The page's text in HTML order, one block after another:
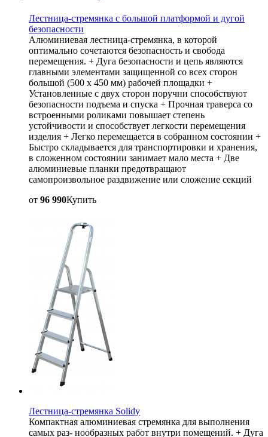
Лестница-стремянка с большой платформой и дугой
безопасности
Алюминиевая лестница-стремянка, в которой
оптимально сочетаются безопасность и свобода
перемещения. + Дуга безопасности и цепь являются
главными элементами защищенной со всех сторон
большой (500 х 450 мм) рабочей площадки +
Установленные с двух сторон поручни способствуют
безопасности подъема и спуска + Прочная траверса со
встроенными роликами повышает степень
устойчивости и способствует легкости перемещения
изделия + Легко перемещается в собранном состоянии +
Быстро складывается для транспортировки и хранения,
в сложенном состоянии занимает мало места + Две
алюминиевые планки предотвращают
самопроизвольное раздвижение или сложение секций
от 96 990Купить
Лестница-стремянка Solidy
Компактная алюминиевая стремянка для выполнения
самых раз- нообразных работ внутри помещений. + Дуга